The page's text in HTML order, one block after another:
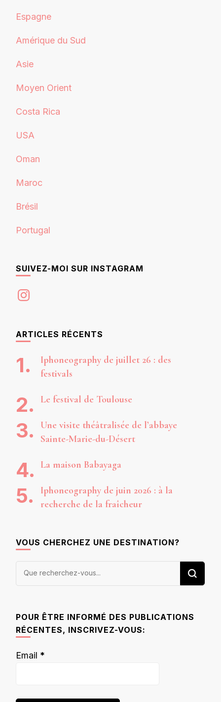
Espagne
Amérique du Sud
Asie
Moyen Orient
Costa Rica
USA
Oman
Maroc
Brésil
Portugal
SUIVEZ-MOI SUR INSTAGRAM
Instagram
ARTICLES RÉCENTS
Iphoneography de juillet 26 : des
festivals
Le festival de Toulouse
Une visite théâtralisée de l’abbaye
Sainte-Marie-du-Désert
La maison Babayaga
Iphoneography de juin 2026 : à la
recherche de la fraîcheur
VOUS CHERCHEZ UNE DESTINATION?
Vous
POUR ÊTRE INFORMÉ DES PUBLICATIONS
RÉCENTES, INSCRIVEZ-VOUS:
Email *